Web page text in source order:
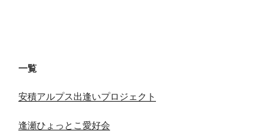
一覧
安積アルプス出逢いプロジェクト
逢瀬ひょっとこ愛好会